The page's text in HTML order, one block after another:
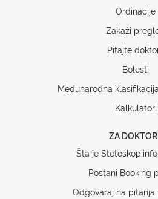
Ordinacije
Zakaži
Pitajte
Bolesti
Međunarodna
Kalkulatori
ZA
Šta je
Postani Booking
Odgovaraj na pitanja